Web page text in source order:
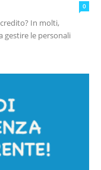
0
In molti,
le personali